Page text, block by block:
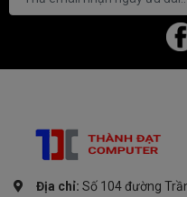
Địa chỉ: Số 104 đường